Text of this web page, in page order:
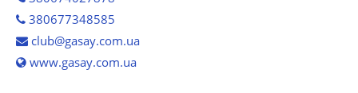
380677348585
club@gasay.com.ua
www.gasay.com.ua